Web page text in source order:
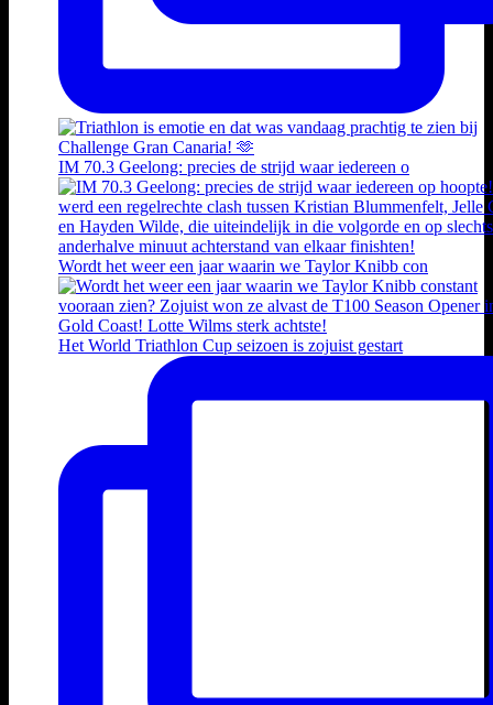
IM 70.3 Geelong: precies de strijd waar iedereen o
Wordt het weer een jaar waarin we Taylor Knibb con
Het World Triathlon Cup seizoen is zojuist gestart